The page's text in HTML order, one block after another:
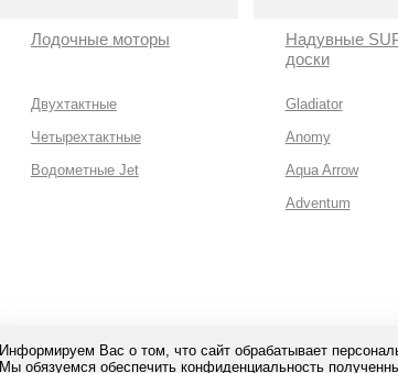
Информируем Вас о том, что сайт обрабатывает
Мы обязуемся обеспечить конфиденциальность
Лодочные моторы
Двухтактные
Четырехтактные
Водометные Jet
Надувные
доски
Gladiator
Anomy
Aqua Arrow
Adventum